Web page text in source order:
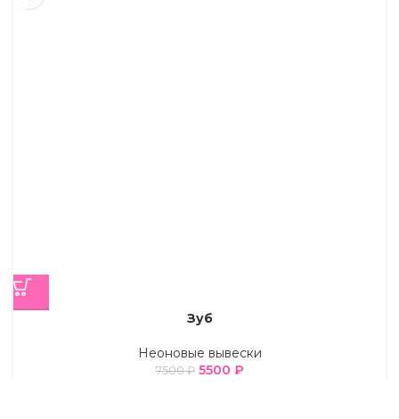
Зуб
Неоновые вывески
7500₽ 5500 ₽